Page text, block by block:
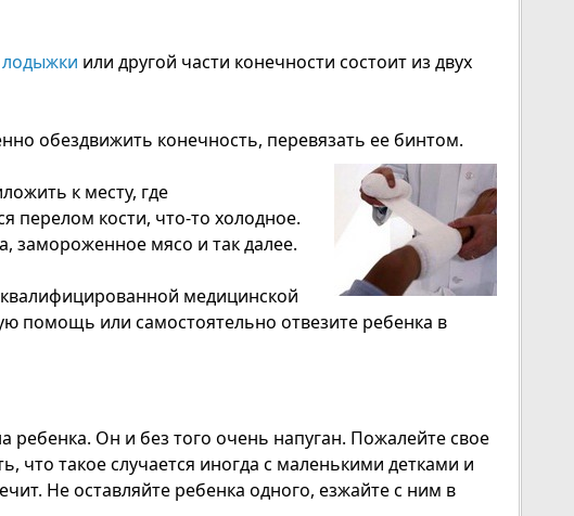
или другой части конечности состоит из двух
обездвижить конечность, перевязать ее бинтом.
к месту, где
перелом кости, что-то холодное.
замороженное мясо и так далее.
медицинской
помощь или самостоятельно отвезите ребенка в
ребенка. Он и без того очень напуган. Пожалейте свое
что такое случается иногда с маленькими детками и
Не оставляйте ребенка одного, езжайте с ним в